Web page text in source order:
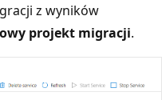
z wyników
projekt migracji.